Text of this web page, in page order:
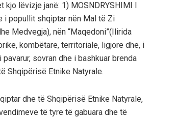
lëvizje janë: 1) MOSNDRYSHIMI I
i popullit shqiptar nën Mal të Zi
Medvegja), nën “Maqedoni”(Ilirida
kombëtare, territoriale, ligjore dhe, i
sovran dhe i bashkuar brenda
Shqipërisë Etnike Natyrale.
dhe të Shqipërisë Etnike Natyrale,
të tyre të gabuara dhe të